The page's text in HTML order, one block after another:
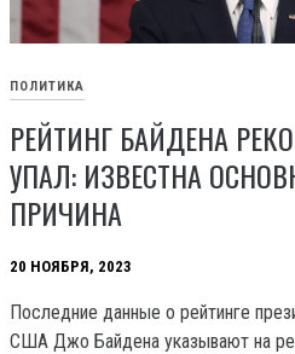
ПОЛИТИКА
РЕЙТИНГ БАЙДЕНА
УПАЛ: ИЗВЕСТНА
ПРИЧИНА
20 НОЯБРЯ, 2023
Последние данные о рейтинге
США Джо Байдена указывают на